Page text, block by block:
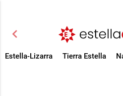
chevron_left
Estella-Lizarra Tierra Estella